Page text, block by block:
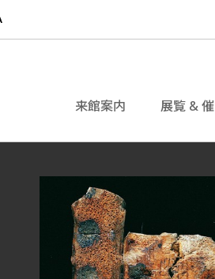
来館案内 展覧 &